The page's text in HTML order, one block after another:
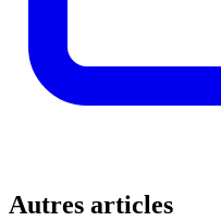
Autres articles